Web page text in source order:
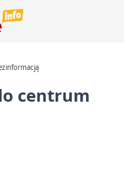
centrum